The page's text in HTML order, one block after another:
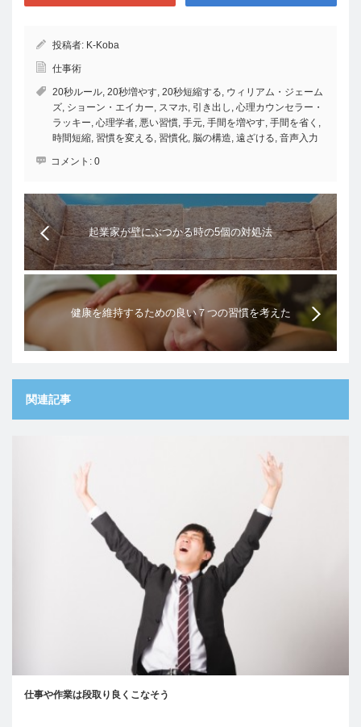
投稿者: K-Koba
仕事術
20秒ルール, 20秒増やす, 20秒短縮する, ウィリアム・ジェーム
ズ, ショーン・エイカー, スマホ, 引き出し , 心理カウンセラー・
ラッキー, 心理学者, 悪い習慣, 手元, 手間を増やす, 手間を省く ,
時間短縮, 習慣を変える, 習慣化, 脳の構造, 遠ざける, 音声入力
コメント: 0
起業家が壁にぶつかる時の5個の対処法
健康を維持するための良い７つの習慣を考えた
関連記事
仕事や作業は段取り良くこなそう